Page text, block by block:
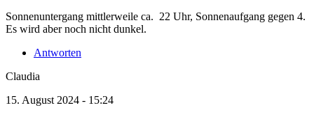
Sonnenuntergang mittlerweile ca. 22 Uhr, Sonnenaufgang gegen 4.
Es wird aber noch nicht dunkel.
Antworten
Claudia
15. August 2024 - 15:24